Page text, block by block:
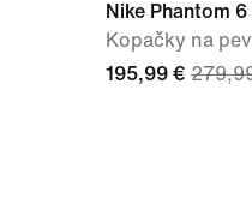
Nike Phantom
Kopačky na
195,99 €